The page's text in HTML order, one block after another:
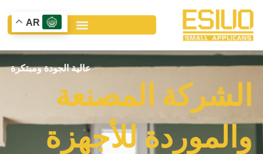
انتقل
المحتوى
عالية الجودة ومبتكرة
الشركة المصنعة
والموردة للأجهزة
AR